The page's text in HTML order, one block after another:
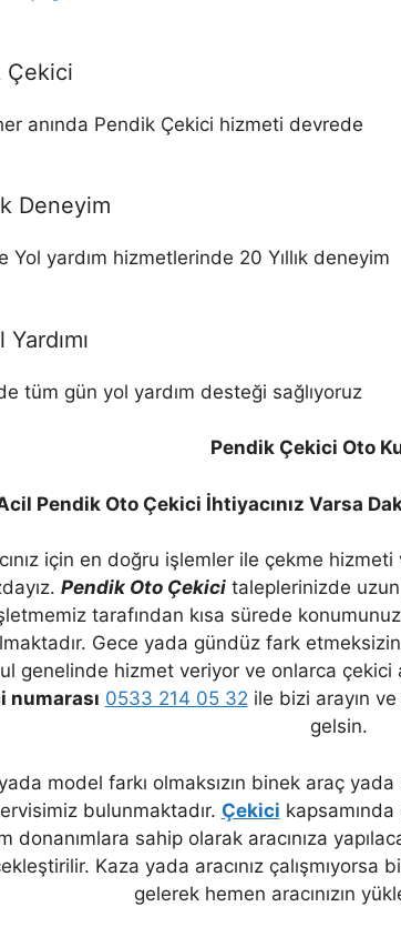
Çekici
anında Pendik Çekici hizmeti devrede
Deneyim
Yol yardım hizmetlerinde 20 Yıllık deneyim
tüm gün yol yardım desteği sağlıyoruz
Pendik Çekici Oto
Pendik Oto Çekici İhtiyacınız Varsa
için en doğru işlemler ile çekme
Pendik Oto Çekici taleplerinizde
tarafından kısa sürede
Gece yada gündüz fark
genelinde hizmet veriyor ve onlarca çekici
numarası 0533 214 05 32 ile bizi arayın
gelsin.
model farkı olmaksızın binek araç
bulunmaktadır. Çekici
donanımlara sahip olarak aracınıza
Kaza yada aracınız çalışmıyorsa
gelerek hemen aracınızın